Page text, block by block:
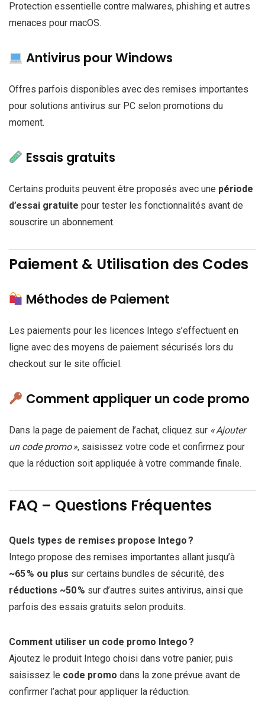
Protection essentielle contre malwares, phishing et autres
menaces pour macOS.
Antivirus pour Windows
Offres parfois disponibles avec des remises importantes
pour solutions antivirus sur PC selon promotions du
moment.
Essais gratuits
Certains produits peuvent être proposés avec une période
d’essai gratuite pour tester les fonctionnalités avant de
souscrire un abonnement.
Paiement & Utilisation des Codes
Méthodes de Paiement
Les paiements pour les licences Intego s’effectuent en
ligne avec des moyens de paiement sécurisés lors du
checkout sur le site officiel.
Comment appliquer un code promo
Dans la page de paiement de l’achat, cliquez sur « Ajouter
un code promo », saisissez votre code et confirmez pour
que la réduction soit appliquée à votre commande finale.
FAQ – Questions Fréquentes
Quels types de remises propose Intego ?
Intego propose des remises importantes allant jusqu’à
~65 % ou plus sur certains bundles de sécurité, des
réductions ~50 % sur d’autres suites antivirus, ainsi que
parfois des essais gratuits selon produits.
Comment utiliser un code promo Intego ?
Ajoutez le produit Intego choisi dans votre panier, puis
saisissez le code promo dans la zone prévue avant de
confirmer l’achat pour appliquer la réduction.